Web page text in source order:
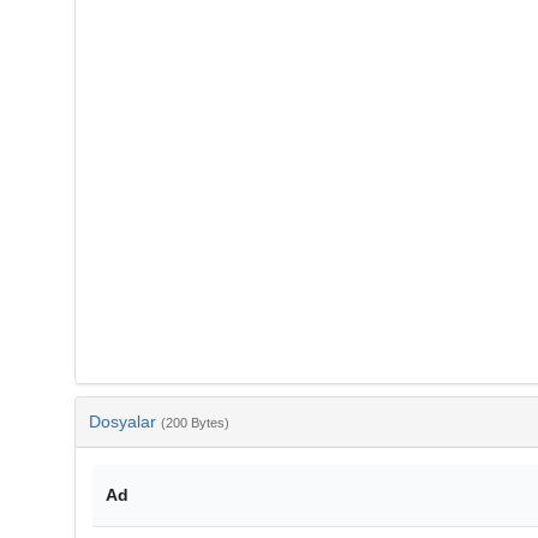
Dosyalar (200 Bytes)
Ad